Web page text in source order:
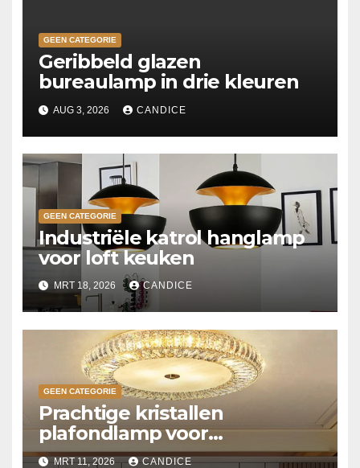
GEEN CATEGORIE
Geribbeld glazen
bureaulamp in drie kleuren
AUG 3, 2026 CANDICE
GEEN CATEGORIE
Industriële katrol hanglamp
voor loft keuken
MRT 18, 2026 CANDICE
GEEN CATEGORIE
Prachtige kristallen
plafondlamp voor
slaapkamer
MRT 11, 2026 CANDICE